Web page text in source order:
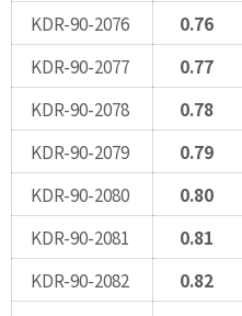
KDR-90-2076
0.76
KDR-90-2077
0.77
KDR-90-2078
0.78
KDR-90-2079
0.79
KDR-90-2080
0.80
KDR-90-2081
0.81
KDR-90-2082
0.82